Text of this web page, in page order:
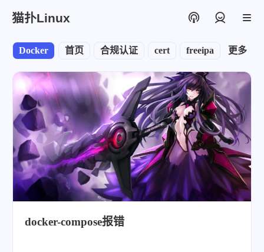
猫扑Linux
首页 合规认证 cert freeipa node
Docker 更多
docker-compose报错